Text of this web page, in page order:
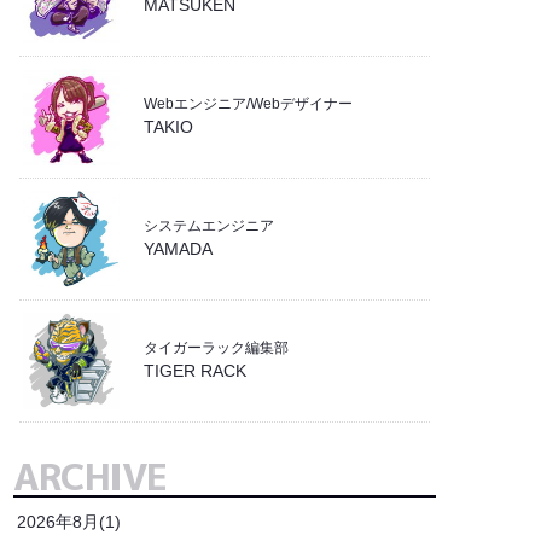
MATSUKEN
Webエンジニア/Webデザイナー
TAKIO
システムエンジニア
YAMADA
タイガーラック編集部
TIGER RACK
ARCHIVE
2026年8月(1)